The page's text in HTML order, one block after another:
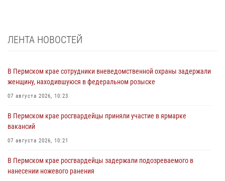
ЛЕНТА НОВОСТЕЙ
В Пермском крае сотрудники вневедомственной охраны задержали
женщину, находившуюся в федеральном розыске
07 августа 2026, 10:23
В Пермском крае росгвардейцы приняли участие в ярмарке
вакансий
07 августа 2026, 10:21
В Пермском крае росгвардейцы задержали подозреваемого в
нанесении ножевого ранения